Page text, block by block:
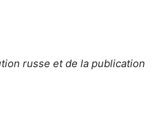
russe et de la publication